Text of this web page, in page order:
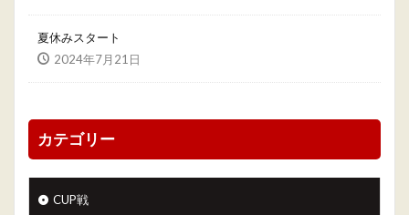
夏休みスタート
2024年7月21日
カテゴリー
CUP戦